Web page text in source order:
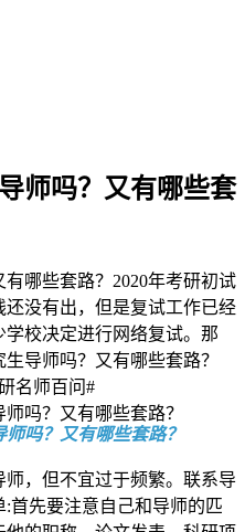
师吗？又有哪些套
哪些套路？2020年考研初试
没有出，但是复试工作已经
校决定进行网络复试。那
导师吗？又有哪些套路？
名师百问#
吗？又有哪些套路？
，但不宜过于频繁。联系导
首先要注意自己和导师的匹